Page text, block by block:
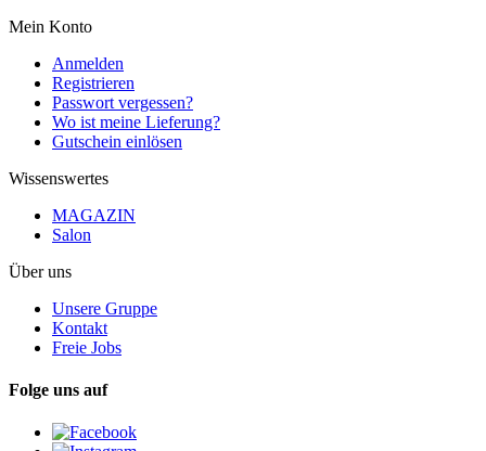
Mein Konto
Anmelden
Registrieren
Passwort vergessen?
Wo ist meine Lieferung?
Gutschein einlösen
Wissenswertes
MAGAZIN
Salon
Über uns
Unsere Gruppe
Kontakt
Freie Jobs
Folge uns auf